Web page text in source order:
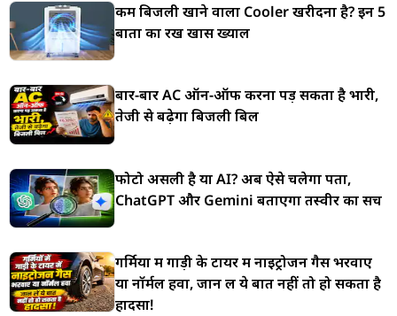
कम बिजली खाने वाला Cooler खरीदना है? इन 5
बातों का रखें खास ख्याल
बार-बार AC ऑन-ऑफ करना पड़ सकता है भारी,
तेजी से बढ़ेगा बिजली बिल
फोटो असली है या AI? अब ऐसे चलेगा पता,
ChatGPT और Gemini बताएगा तस्वीर का सच
गर्मियों में गाड़ी के टायर में नाइट्रोजन गैस भरवाए
या नॉर्मल हवा, जान लें ये बात नहीं तो हो सकता है
हादसा!